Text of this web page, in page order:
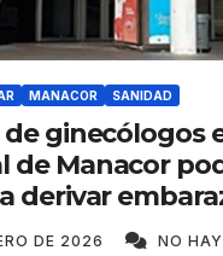
MANACOR SANIDAD
ginecólogos
de Manacor
derivar
DE 2026
NO HAY